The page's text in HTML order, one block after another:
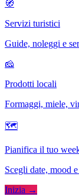
🧭
Servizi turistici
Guide, noleggi e
🧀
Prodotti locali
Formaggi, miele,
🗺
Pianifica il tuo
Scegli date, mood
Inizia →